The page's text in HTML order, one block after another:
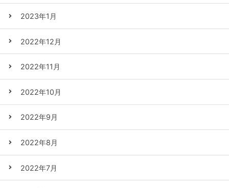
2023年1月
2022年12月
2022年11月
2022年10月
2022年9月
2022年8月
2022年7月